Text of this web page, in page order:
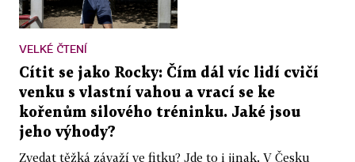
VELKÉ ČTENÍ
Cítit se jako Rocky: Čím dál víc lidí cvičí
venku s vlastní vahou a vrací se ke
kořenům silového tréninku. Jaké jsou
jeho výhody?
Zvedat těžká závaží ve fitku? Jde to i jinak. V Česku